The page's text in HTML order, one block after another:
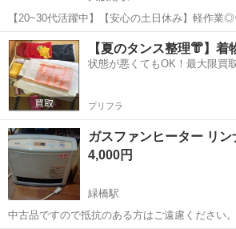
【20~30代活躍中】【安心の土日休み】軽作業
業！未経験歓迎★高収入！月収28万円可《JNIO1C》 詳細情報
スキーの検査作業！＞ 未経験の方歓迎♪ 丁寧な研修があるので初めて
の方も安心！ ...
大阪 大阪市 大阪港駅 その他
【夏のタンス整理👘】着
状態が悪くてもOK！最大限買
プリフラ
ガスファンヒーター リ
4,000円
緑橋駅
中古品ですので抵抗のある方はご遠慮ください